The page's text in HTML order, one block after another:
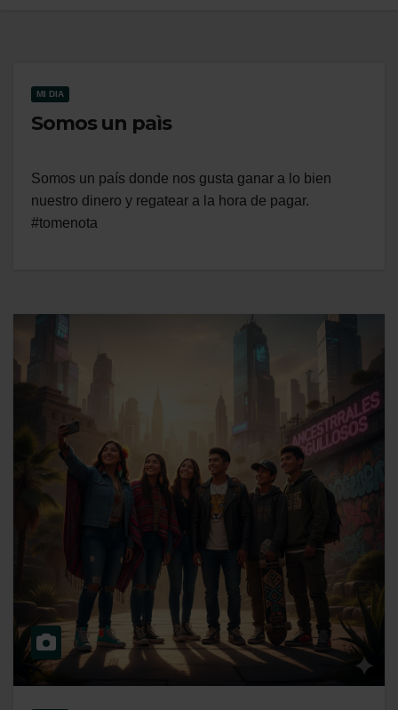
MI DIA
Somos un paìs
Somos un país donde nos gusta ganar a lo bien
nuestro dinero y regatear a la hora de pagar.
#tomenota